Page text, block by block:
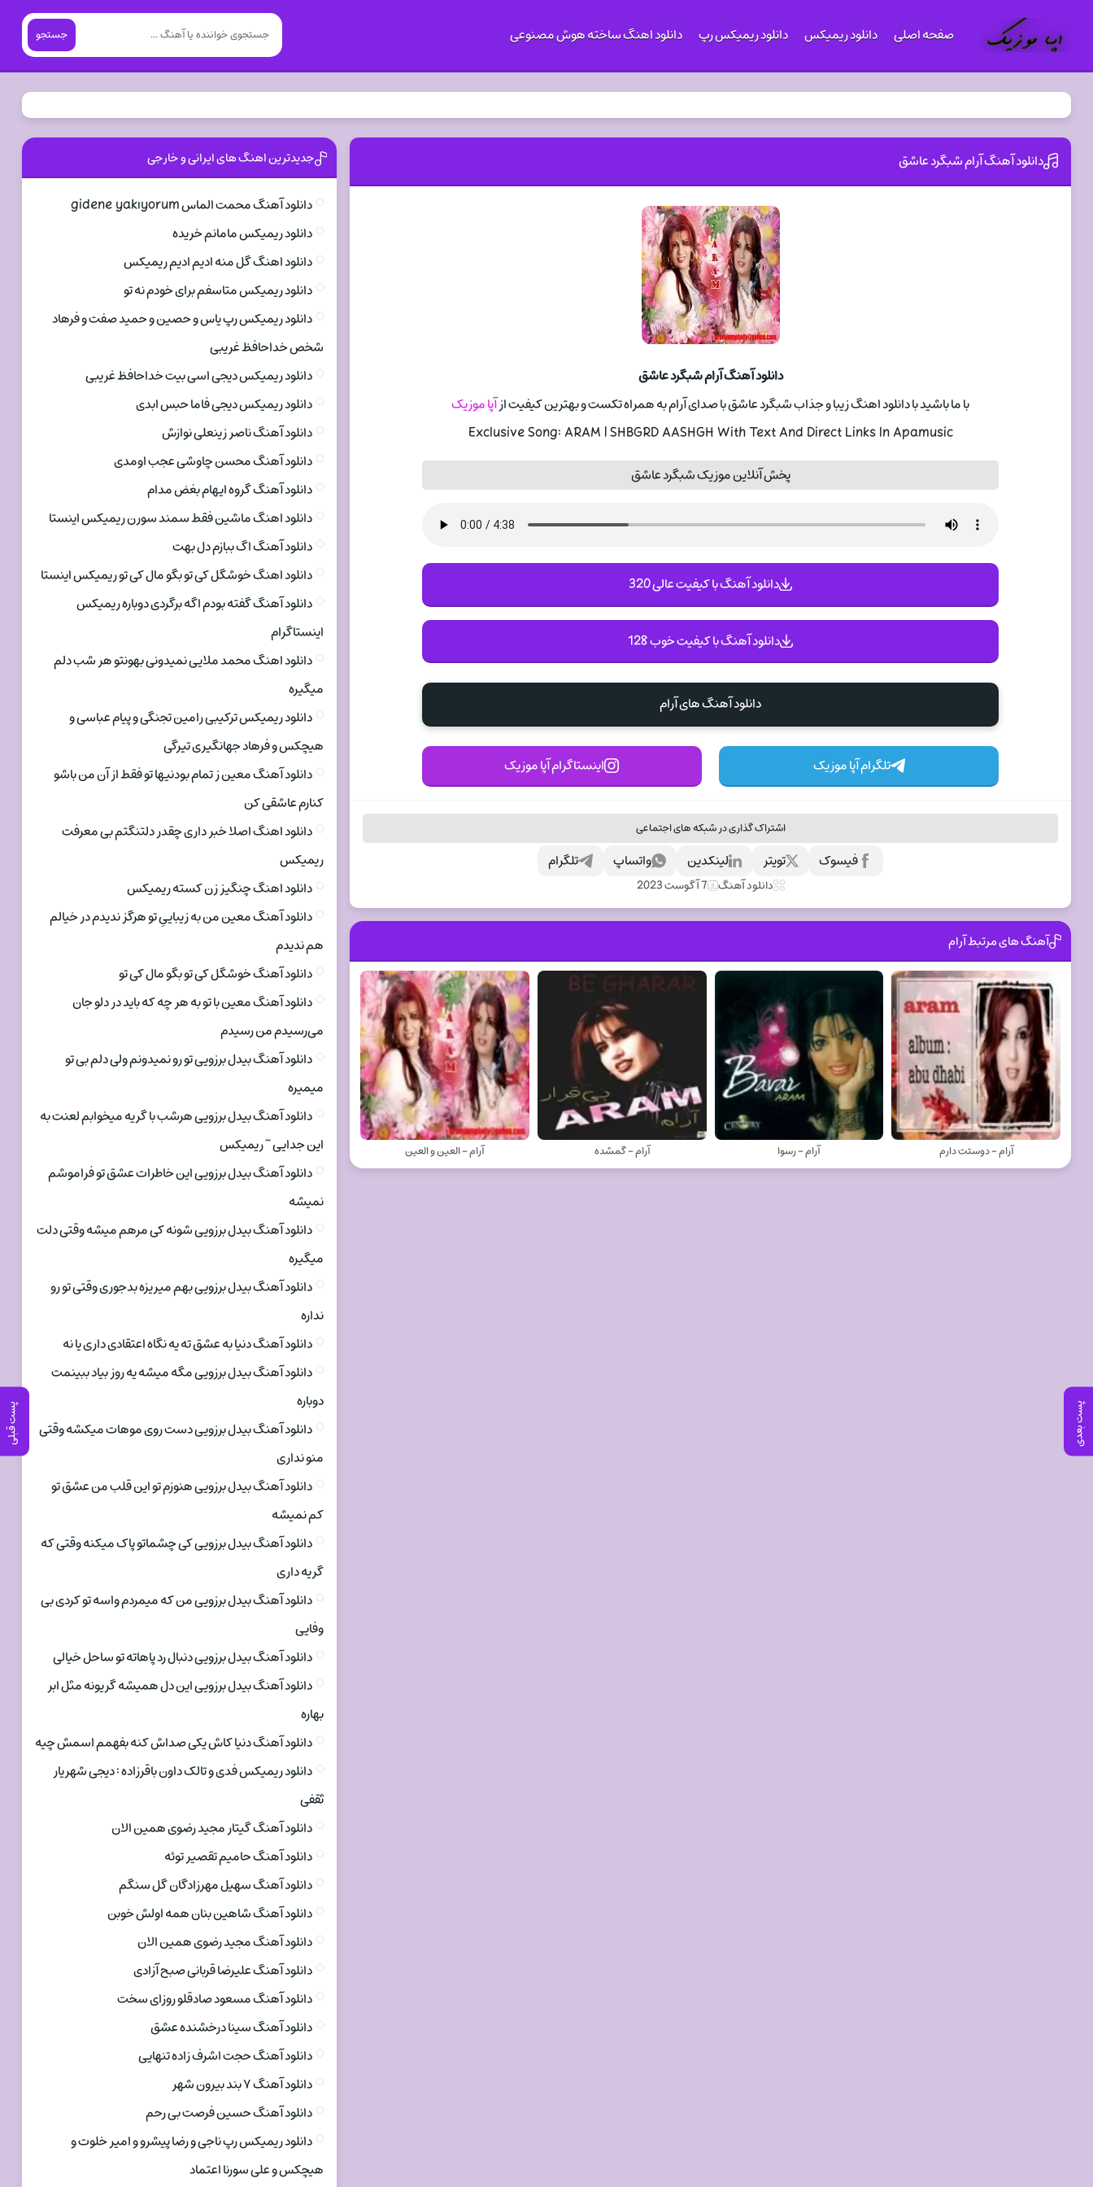
صفحه اصلی دانلود ریمیکس دانلود ریمیکس رپ دانلود اهنگ ساخته هوش مصنوعی جستجو
پست بعدی پست قبلی
دانلود آهنگ آرام شبگرد عاشق
دانلود آهنگ آرام شبگرد عاشق
با ما باشید با دانلود اهنگ زیبا و جذاب شبگرد عاشق با صدای آرام به همراه تکست و بهترین کیفیت ازآپا موزیک
Exclusive Song: ARAM | SHBGRD AASHGH With Text And Direct Links In Apamusic
پخش آنلاین موزیک شبگرد عاشق
دانلود آهنگ با کیفیت عالی 320
دانلود آهنگ با کیفیت خوب 128
دانلود آهنگ های آرام
تلگرام آپا موزیک اینستاگرام آپا موزیک
اشتراک گذاری در شبکه های اجتماعی
تلگرام واتساپ لینکدین تویتر فیسوک
دانلود آهنگ 7 آگوست 2023
آهنگ های مرتبط آرام
آرام - دوستت دارم آرام - رسوا آرام - گمشده آرام - العین و العین
جدیدترین اهنگ های ایرانی و خارجی
دانلود آهنگ محمت الماس gidene yakıyorum
دانلود ریمیکس مامانم خریده
دانلود اهنگ گل منه ادیم ادیم ریمیکس
دانلود ریمیکس متاسفم برای خودم نه تو
دانلود ریمیکس رپ یاس و حصین و حمید صفت و فرهاد
شخص خداحافظ غریبی
دانلود ریمیکس دیجی اسی بیت خداحافظ غریبی
دانلود ریمیکس دیجی فاما حبس ابدی
دانلود آهنگ ناصر زینعلی نوازش
دانلود آهنگ محسن چاوشی عجب اومدی
دانلود آهنگ گروه ایهام بغض مدام
دانلود اهنگ ماشین فقط سمند سورن ریمیکس اینستا
دانلود آهنگ اگ ببازم دل بهت
دانلود اهنگ خوشگل کی تو بگو مال کی تو ریمیکس اینستا
دانلود آهنگ گفته بودم اگه برگردی دوباره ریمیکس
اینستاگرام
دانلود اهنگ محمد ملایی نمیدونی بهونتو هر شب دلم
میگیره
دانلود ریمیکس ترکیبی رامین تجنگی و پیام عباسی و
هیچکس و فرهاد جهانگیری تیرگی
دانلود آهنگ معین ز تمام بودنیها تو فقط از آن من باشو
کنارم عاشقی کن
دانلود اهنگ اصلا خبر داری چقدر دلتنگتم بی معرفت
ریمیکس
دانلود اهنگ چنگیز زن کسته ریمیکس
دانلود آهنگ معین من به زیباییِ تو هرگز ندیدم در خیالم
هم ندیدم
دانلود آهنگ خوشگل کی تو بگو مال کی تو
دانلود آهنگ معین با تو به هر چه که باید در دلو جان
می‌رسیدم من رسیدم
دانلود آهنگ بیدل برزویی تو رو نمیدونم ولی دلم بی تو
میمیره
دانلود آهنگ بیدل برزویی هرشب با گریه میخوابم لعنت به
این جدایی ~ ریمیکس
دانلود آهنگ بیدل برزویی این خاطرات عشق تو فراموشم
نمیشه
دانلود آهنگ بیدل برزویی شونه کی مرهم میشه وقتی دلت
میگیره
دانلود آهنگ بیدل برزویی بهم میریزه بدجوری وقتی تو رو
نداره
دانلود آهنگ دنیا به عشق ته یه نگاه اعتقادی داری یا نه
دانلود آهنگ بیدل برزویی مگه میشه یه روز بیاد ببینمت
دوباره
دانلود آهنگ بیدل برزویی دست روی موهات میکشه وقتی
منو نداری
دانلود آهنگ بیدل برزویی هنوزم تو این قلب من عشق تو
کم نمیشه
دانلود آهنگ بیدل برزویی کی چشماتو پاک میکنه وقتی که
گریه داری
دانلود آهنگ بیدل برزویی من که میمردم واسه تو کردی بی
وفایی
دانلود آهنگ بیدل برزویی دنبال رد پاهاته تو ساحل خیالی
دانلود آهنگ بیدل برزویی این دل همیشه گریونه مثل ابر
بهاره
دانلود آهنگ دنیا کاش یکی صداش کنه بفهمم اسمش چیه
دانلود ریمیکس فدی و تالک داون باقرزاده : دیجی شهریار
ثقفی
دانلود آهنگ گیتار مجید رضوی همین الان
دانلود آهنگ حامیم تقصیر توئه
دانلود آهنگ سهیل مهرزادگان گل سنگم
دانلود آهنگ شاهین بنان همه اولش خوبن
دانلود آهنگ مجید رضوی همین الان
دانلود آهنگ علیرضا قربانی صبح آزادی
دانلود آهنگ مسعود صادقلو روزای سخت
دانلود آهنگ سینا درخشنده عشق
دانلود آهنگ حجت اشرف زاده تنهایی
دانلود آهنگ ۷ بند بیرون شهر
دانلود آهنگ حسین فرصت بی رحم
دانلود ریمیکس رپ ناجی و رضا پیشرو و امیر خلوت و
هیچکس و علی سورنا اعتماد